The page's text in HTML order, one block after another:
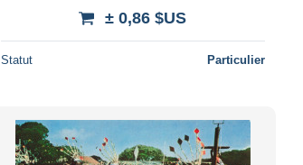
± 0,86 $US
Statut Particulier